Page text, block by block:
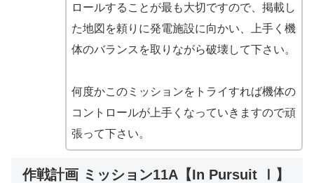
ロールすることが最も大切ですので、掲載し
た地図を頼りに発電施設に向かい、上手く機
体のバランスを取りながら破壊して下さい。
何度かこのミッションをトライすれば機体の
コントロールが上手くなっていきますので頑
張って下さい。
作戦計画 ミッション11A【In Pursuit Ⅰ】